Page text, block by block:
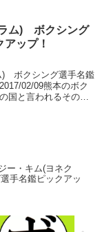
げられていく過程
ム) ボクシング
アップ！
) ボクシング選手名鑑
02/09熊本のボク
国と言われるその土
・キム(ヨネク
手名鑑ピックアッ